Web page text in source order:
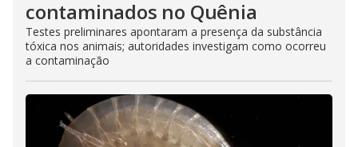
contaminados no Quênia
Testes preliminares apontaram a presença da substância
tóxica nos animais; autoridades investigam como ocorreu
a contaminação